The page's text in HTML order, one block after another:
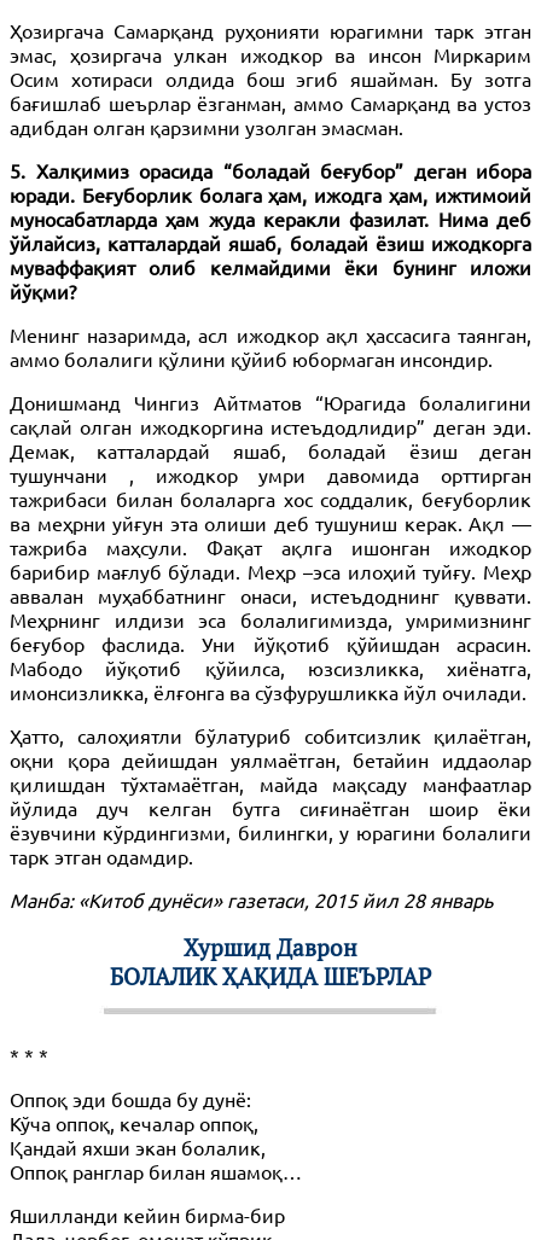
Ҳозиргача Самарқанд руҳонияти юрагимни тарк этган
эмас, ҳозиргача улкан ижодкор ва инсон Миркарим
Осим хотираси олдида бош эгиб яшайман. Бу зотга
бағишлаб шеърлар ёзганман, аммо Самарқанд ва устоз
адибдан олган қарзимни узолган эмасман.
5. Халқимиз орасида “боладай беғубор” деган ибора
юради. Беғуборлик болага ҳам, ижодга ҳам, ижтимоий
муносабатларда ҳам жуда керакли фазилат. Нима деб
ўйлайсиз, катталардай яшаб, боладай ёзиш ижодкорга
муваффақият олиб келмайдими ёки бунинг иложи
йўқми?
Менинг назаримда, асл ижодкор ақл ҳассасига таянган,
аммо болалиги қўлини қўйиб юбормаган инсондир.
Донишманд Чингиз Айтматов “Юрагида болалигини
сақлай олган ижодкоргина истеъдодлидир” деган эди.
Демак, катталардай яшаб, боладай ёзиш деган
тушунчани , ижодкор умри давомида орттирган
тажрибаси билан болаларга хос соддалик, беғуборлик
ва меҳрни уйғун эта олиши деб тушуниш керак. Ақл —
тажриба маҳсули. Фақат ақлга ишонган ижодкор
барибир мағлуб бўлади. Меҳр –эса илоҳий туйғу. Меҳр
аввалан муҳаббатнинг онаси, истеъдоднинг қуввати.
Меҳрнинг илдизи эса болалигимизда, умримизнинг
беғубор фаслида. Уни йўқотиб қўйишдан асрасин.
Мабодо йўқотиб қўйилса, юзсизликка, хиёнатга,
имонсизликка, ёлғонга ва сўзфурушликка йўл очилади.
Ҳатто, салоҳиятли бўлатуриб собитсизлик қилаётган,
оқни қора дейишдан уялмаётган, бетайин иддаолар
қилишдан тўхтамаётган, майда мақсаду манфаатлар
йўлида дуч келган бутга сиғинаётган шоир ёки
ёзувчини кўрдингизми, билингки, у юрагини болалиги
тарк этган одамдир.
Манба: «Китоб дунёси» газетаси, 2015 йил 28 январь
Хуршид Даврон
БОЛАЛИК ҲАҚИДА ШЕЪРЛАР
* * *
Оппоқ эди бошда бу дунё:
Кўча оппоқ, кечалар оппоқ,
Қандай яхши экан болалик,
Оппоқ ранглар билан яшамоқ…
Яшилланди кейин бирма-бир